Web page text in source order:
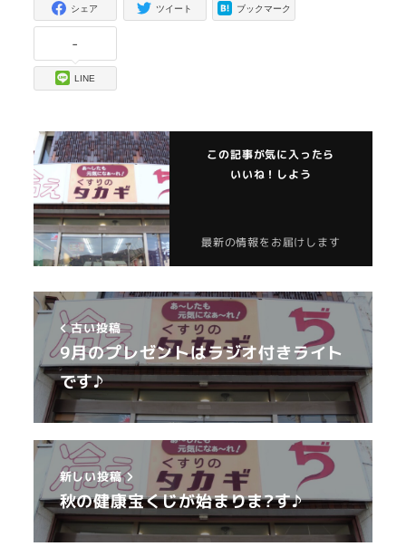
シェア ツイート ブックマーク
-
LINE
この記事が気に入ったら
いいね！しよう
最新の情報をお届けします
古い投稿
9月のプレゼントはラジオ付きライト
です♪
新しい投稿
秋の健康宝くじが始まりま?す♪